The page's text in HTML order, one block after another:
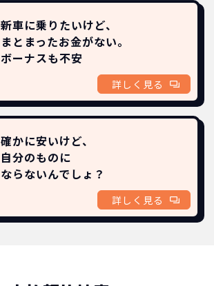
新車に乗りたいけど、
まとまったお金がない。
ボーナスも不安
詳しく見る
確かに安いけど、
自分のものに
ならないんでしょ？
詳しく見る